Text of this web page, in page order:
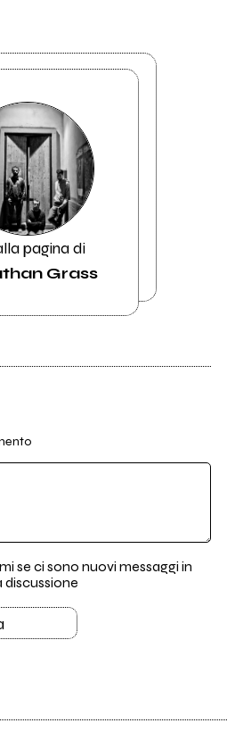
pagina di
Grass
se ci sono nuovi messaggi in
discussione